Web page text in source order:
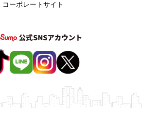
コーポレートサイト